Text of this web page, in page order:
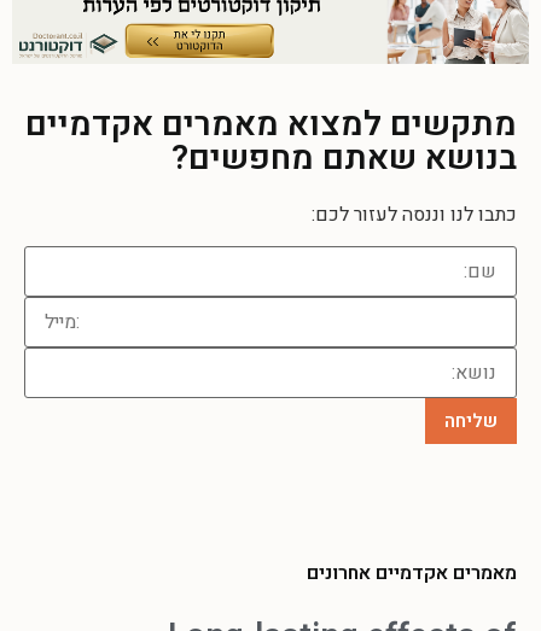
מתקשים למצוא מאמרים אקדמיים
בנושא שאתם מחפשים?
כתבו לנו וננסה לעזור לכם:
מאמרים אקדמיים אחרונים